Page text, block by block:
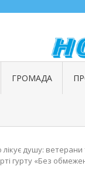
ГРОМАДА
душу: ветерани
гурту «Без